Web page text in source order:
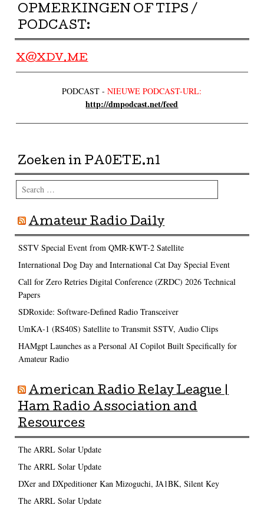
OPMERKINGEN OF TIPS /
PODCAST:
X@XDV.ME
PODCAST -NIEUWE PODCAST-URL:
http://dmpodcast.net/feed
Zoeken in PA0ETE.nl
Search
Amateur Radio Daily
SSTV Special Event from QMR-KWT-2 Satellite
International Dog Day and International Cat Day Special Event
Call for Zero Retries Digital Conference (ZRDC) 2026 Technical
Papers
SDRoxide: Software-Defined Radio Transceiver
UmKA-1 (RS40S) Satellite to Transmit SSTV, Audio Clips
HAMgpt Launches as a Personal AI Copilot Built Specifically for
Amateur Radio
American Radio Relay League |
Ham Radio Association and
Resources
The ARRL Solar Update
The ARRL Solar Update
DXer and DXpeditioner Kan Mizoguchi, JA1BK, Silent Key
The ARRL Solar Update